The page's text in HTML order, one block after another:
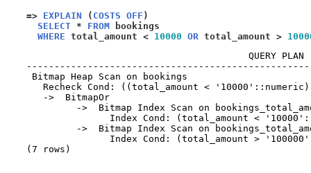
=> EXPLAIN ( COSTS OFF )
SELECT * FROM bookings
WHERE total_amount < 10000 OR total_amount >
Bitmap Heap Scan on bookings
Recheck Cond: ((total_amount <
   ->  BitmapOr
->  Bitmap Index Scan on
Index Cond: (total_amount <
->  Bitmap Index Scan on
Index Cond: (total_amount >
(7 rows)